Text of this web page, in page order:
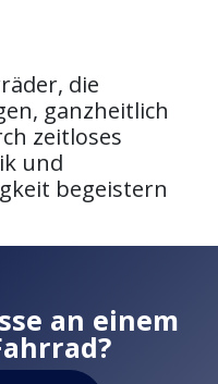
die
ganzheitlich
zeitloses
und
begeistern
an einem